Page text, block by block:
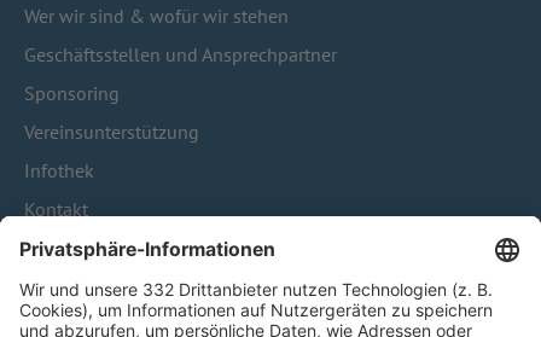
Wer wir sind & wofür wir stehen
Geschäftsstellen und Ansprechpartner
Sponsoring
Vereinsunterstützung
Infothek
Kontakt
HÄUFIG BESUCHTE SEITEN
Pässe und Vereinswechsel